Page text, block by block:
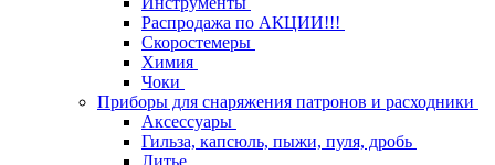
Распродажа по АКЦИИ!!!
Скоростемеры
Химия
Чоки
Приборы для снаряжения патронов и расходники
Аксессуары
Гильза, капсюль, пыжи, пуля, дробь
Литье